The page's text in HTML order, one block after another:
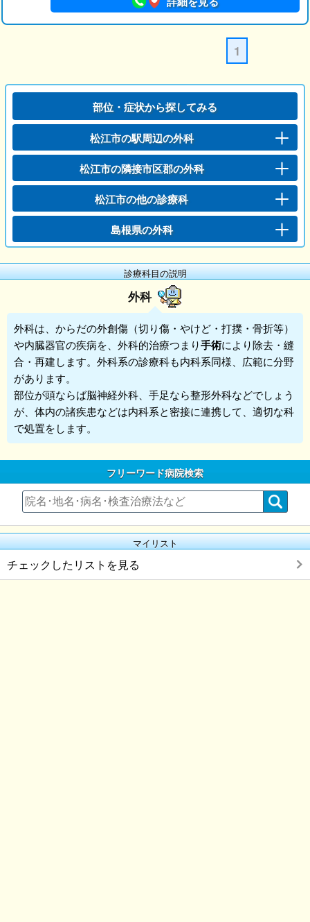
1
部位・症状から探してみる
松江市の駅周辺の外科
松江市の隣接市区郡の外科
松江市の他の診療科
島根県の外科
診療科目の説明
外科
外科は、からだの外創傷（切り傷・やけど・打撲・骨折等）
や内臓器官の疾病を、外科的治療つまり手術により除去・縫
合・再建します。外科系の診療科も内科系同様、広範に分野
があります。
部位が頭ならば脳神経外科、手足なら整形外科などでしょう
が、体内の諸疾患などは内科系と密接に連携して、適切な科
で処置をします。
フリーワード病院検索
マイリスト
チェックしたリストを見る